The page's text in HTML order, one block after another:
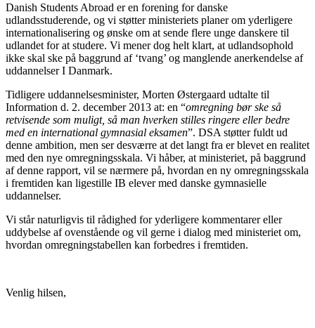
Danish Students Abroad er en forening for danske
udlandsstuderende, og vi støtter ministeriets planer om yderligere
internationalisering og ønske om at sende flere unge danskere til
udlandet for at studere. Vi mener dog helt klart, at udlandsophold
ikke skal ske på baggrund af ‘tvang’ og manglende anerkendelse af
uddannelser I Danmark.
Tidligere uddannelsesminister, Morten Østergaard udtalte til
Information d. 2. december 2013 at: en “omregning bør ske så
retvisende som muligt, så man hverken stilles ringere eller bedre
med en international gymnasial eksamen”. DSA støtter fuldt ud
denne ambition, men ser desværre at det langt fra er blevet en realitet
med den nye omregningsskala. Vi håber, at ministeriet, på baggrund
af denne rapport, vil se nærmere på, hvordan en ny omregningsskala
i fremtiden kan ligestille IB elever med danske gymnasielle
uddannelser.
Vi står naturligvis til rådighed for yderligere kommentarer eller
uddybelse af ovenstående og vil gerne i dialog med ministeriet om,
hvordan omregningstabellen kan forbedres i fremtiden.
Venlig hilsen,